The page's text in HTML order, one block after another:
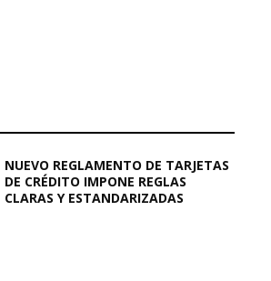
NUEVO REGLAMENTO DE TARJETAS
DE CRÉDITO IMPONE REGLAS
CLARAS Y ESTANDARIZADAS